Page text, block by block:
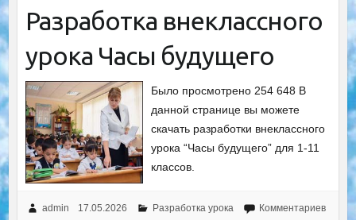
Разработка внеклассного
урока Часы будущего
Было просмотрено 254 648 В
данной странице вы можете
скачать разработки внеклассного
урока “Часы будущего” для 1-11
классов.
admin 17.05.2026 Разработка урока
Комментариев